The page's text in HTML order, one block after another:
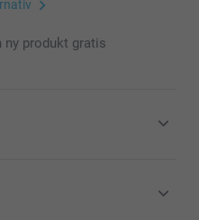
ny produkt gratis
inklusive moms och